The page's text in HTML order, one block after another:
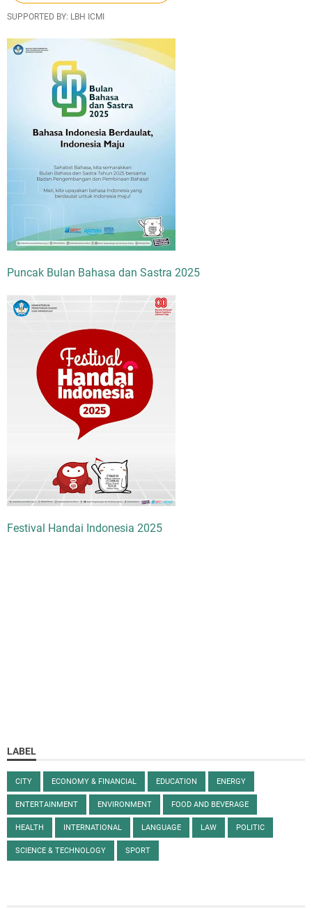
SUPPORTED BY: LBH ICMI
Puncak Bulan Bahasa dan Sastra 2025
Festival Handai Indonesia 2025
LABEL
CITY ECONOMY & FINANCIAL EDUCATION ENERGY
ENTERTAINMENT ENVIRONMENT FOOD AND BEVERAGE
HEALTH INTERNATIONAL LANGUAGE LAW POLITIC
SCIENCE & TECHNOLOGY SPORT